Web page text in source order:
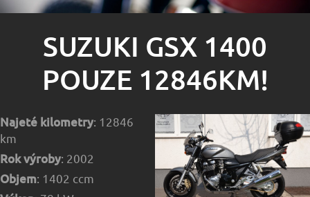
SUZUKI GSX 1400
POUZE 12846KM!
Najeté kilometry: 12846
km
Rok výroby: 2002
Objem: 1402 ccm